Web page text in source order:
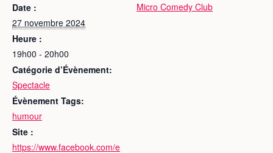
Date :
27 novembre 2024
Heure :
19h00 - 20h00
Catégorie d’Évènement:
Spectacle
Évènement Tags:
humour
Site :
https://www.facebook.com/e
Micro Comedy Club